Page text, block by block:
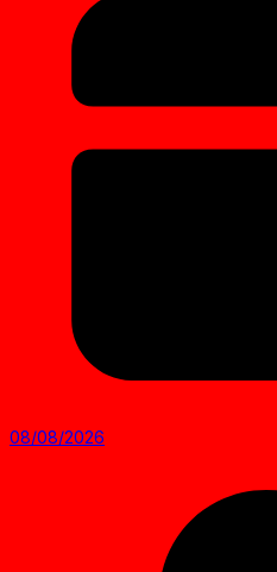
08/08/2026